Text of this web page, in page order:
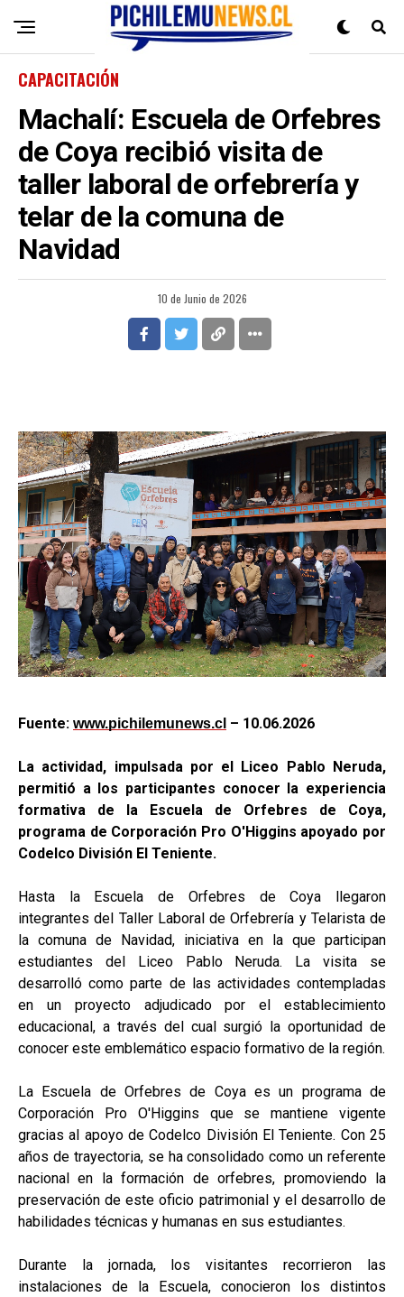
CAPACITACIÓN
Machalí: Escuela de Orfebres
de Coya recibió visita de
taller laboral de orfebrería y
telar de la comuna de
Navidad
10 de Junio de 2026
Fuente: www.pichilemunews.cl – 10.06.2026
La actividad, impulsada por el Liceo Pablo Neruda,
permitió a los participantes conocer la experiencia
formativa de la Escuela de Orfebres de Coya,
programa de Corporación Pro O'Higgins apoyado por
Codelco División El Teniente.
Hasta la Escuela de Orfebres de Coya llegaron
integrantes del Taller Laboral de Orfebrería y Telarista de
la comuna de Navidad, iniciativa en la que participan
estudiantes del Liceo Pablo Neruda. La visita se
desarrolló como parte de las actividades contempladas
en un proyecto adjudicado por el establecimiento
educacional, a través del cual surgió la oportunidad de
conocer este emblemático espacio formativo de la región.
La Escuela de Orfebres de Coya es un programa de
Corporación Pro O'Higgins que se mantiene vigente
gracias al apoyo de Codelco División El Teniente. Con 25
años de trayectoria, se ha consolidado como un referente
nacional en la formación de orfebres, promoviendo la
preservación de este oficio patrimonial y el desarrollo de
habilidades técnicas y humanas en sus estudiantes.
Durante la jornada, los visitantes recorrieron las
instalaciones de la Escuela, conocieron los distintos